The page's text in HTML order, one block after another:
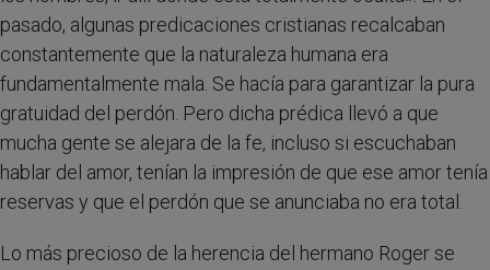
pasado, algunas predicaciones cristianas recalcaban
constantemente que la naturaleza humana era
fundamentalmente mala. Se hacía para garantizar la pura
gratuidad del perdón. Pero dicha prédica llevó a que
mucha gente se alejara de la fe, incluso si escuchaban
hablar del amor, tenían la impresión de que ese amor tenía
reservas y que el perdón que se anunciaba no era total.
Lo más precioso de la herencia del hermano Roger se